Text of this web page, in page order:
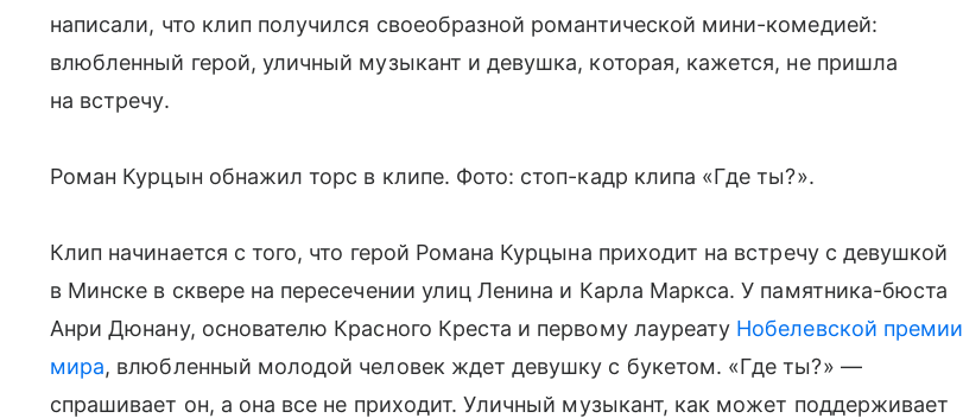
написали, что клип получился своеобразной романтической мини-комедией:
влюбленный герой, уличный музыкант и девушка, которая, кажется, не пришла
на встречу.
Роман Курцын обнажил торс в клипе. Фото: стоп-кадр клипа «Где ты?».
Клип начинается с того, что герой Романа Курцына приходит на встречу с девушкой
в Минске в сквере на пересечении улиц Ленина и Карла Маркса. У памятника-бюста
Анри Дюнану, основателю Красного Креста и первому лауреату Нобелевской премии
мира, влюбленный молодой человек ждет девушку с букетом. «Где ты?» —
спрашивает он, а она все не приходит. Уличный музыкант, как может поддерживает